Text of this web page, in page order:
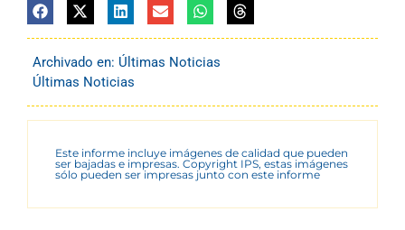
Archivado en: Últimas Noticias
Últimas Noticias
Este informe incluye imágenes de calidad que pueden
ser bajadas e impresas. Copyright IPS, estas imágenes
sólo pueden ser impresas junto con este informe